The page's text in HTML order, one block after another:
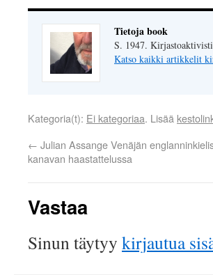
Tietoja book
S. 1947.
Katso kaikki artikkelit
Kategoria(t): Ei kategoriaa. Lisää
← Julian Assange Venäjän
kanavan haastattelussa
Vastaa
Sinun täytyy kirjautua